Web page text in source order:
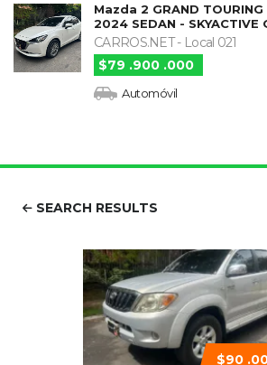
Mazda 2 GRAND TOURING
2024 SEDAN - SKYACTIVE
CARROS.NET - Local 021
$79 .900 .000
Automóvil
SEARCH RESULTS
$90